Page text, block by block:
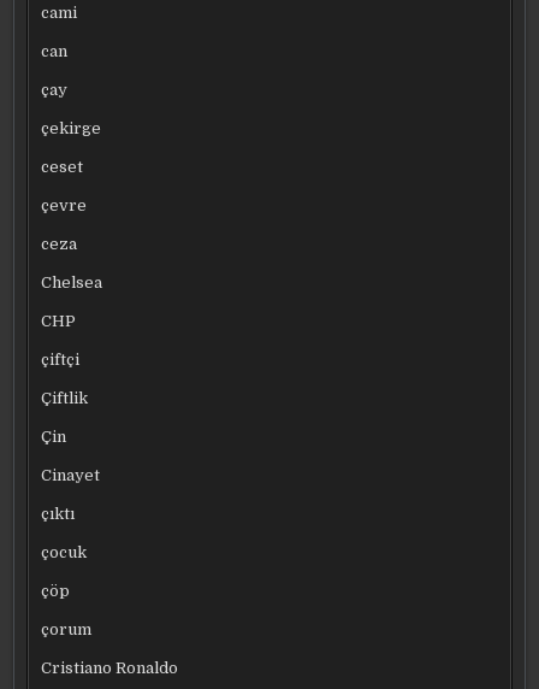
cami
can
çay
çekirge
ceset
çevre
ceza
Chelsea
CHP
çiftçi
Çiftlik
Çin
Cinayet
çıktı
çocuk
çöp
çorum
Cristiano Ronaldo